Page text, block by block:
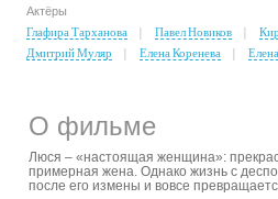
Актёры
Глафира Тарханова
Павел Новиков
Дмитрий Муляр
Елена Коренева
О фильме
Люся – «настоящая женщина»:
примерная жена. Однако жизнь с
после его измены и вовсе